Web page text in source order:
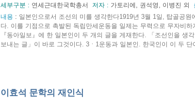
세부구분 : 연세근대한국학총서 저자 : 가토리에, 권석영, 이병진 외
내용 : 일본인으로서 조선의 미를 생각한다1919년 3월 1일, 탑골공원
다. 이를 기점으로 촉발된 독립만세운동을 일제는 무력으로 무자비
『동아일보』에 한 일본인이 두 개의 글을 게재한다. 「조선인을 생
보내는 글」이 바로 그것이다. 3ㆍ1운동과 일본인. 한국인이 이 두 단
이효석 문학의 재인식